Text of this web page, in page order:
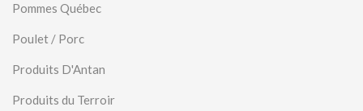
Pommes Québec
Poulet / Porc
Produits D'Antan
Produits du Terroir